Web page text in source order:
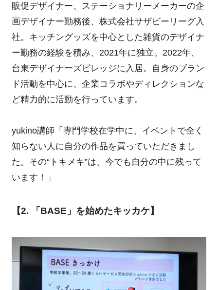
販促デザイナー、ステーショナリーメーカーの企
画デザイナー勤務後、株式会社サザビーリーグ入
社。キッチングッズを中心とした雑貨のデザイナ
ー勤務の経験を積み、2021年に独立。2022年、
台東デザイナーズビレッジに入居。自身のブラン
ド活動を中心に、企業コラボやディレクションな
ど精力的に活動を行っています。
yukino講師「専門学校在学中に、イベントで全く
知らない人に自分の作品を買っていただきまし
た。その“トキメキ”は、今でも自分の中に残って
います！」
【2. 「BASE」を始めたキッカケ】